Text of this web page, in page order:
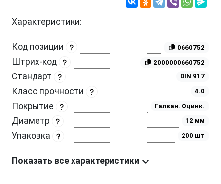
Характеристики:
Код позиции 0660752
Штрих-код 2000000660752
Стандарт DIN 917
Класс прочности 4.0
Покрытие Галван. Оцинк.
Диаметр 12 мм
Упаковка 200 шт
Показать все характеристики